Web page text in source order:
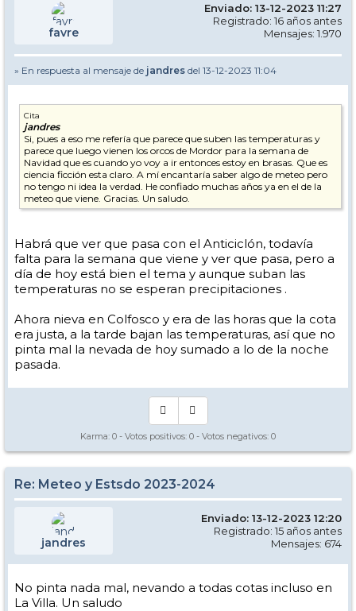
favre
Enviado: 13-12-2023 11:27
Registrado: 16 años antes
Mensajes: 1.970
» En respuesta al mensaje de jandres del 13-12-2023 11:04
Cita
jandres
Si, pues a eso me refería que parece que suben las temperaturas y
parece que luego vienen los orcos de Mordor para la semana de
Navidad que es cuando yo voy a ir entonces estoy en brasas. Que es
ciencia ficción esta claro. A mí encantaría saber algo de meteo pero
no tengo ni idea la verdad. He confiado muchas años ya en el de la
meteo que viene. Gracias. Un saludo.
Habrá que ver que pasa con el Anticiclón, todavía
falta para la semana que viene y ver que pasa, pero a
día de hoy está bien el tema y aunque suban las
temperaturas no se esperan precipitaciones .
Ahora nieva en Colfosco y era de las horas que la cota
era justa, a la tarde bajan las temperaturas, así que no
pinta mal la nevada de hoy sumado a lo de la noche
pasada.
Karma: 0 - Votos positivos: 0 - Votos negativos: 0
Re: Meteo y Estsdo 2023-2024
jandres
Enviado: 13-12-2023 12:20
Registrado: 15 años antes
Mensajes: 674
No pinta nada mal, nevando a todas cotas incluso en
La Villa. Un saludo